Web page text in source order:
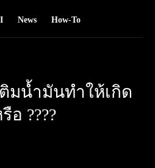
News How-To
มน้ำมันทำให้เกิด
อ ????